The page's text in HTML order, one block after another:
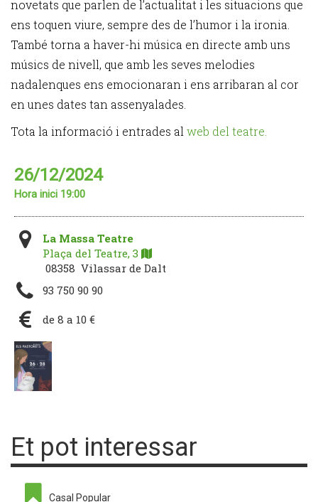
novetats que parlen de l’actualitat i les situacions que
ens toquen viure, sempre des de l’humor i la ironia.
També torna a haver-hi música en directe amb uns
músics de nivell, que amb les seves melodies
nadalenques ens emocionaran i ens arribaran al cor
en unes dates tan assenyalades.
Tota la informació i entrades al web del teatre.
26/12/2024
Hora inici 19:00
La Massa Teatre
Plaça del Teatre, 3
08358 Vilassar de Dalt
93 750 90 90
de 8 a 10 €
Et pot interessar
Casal Popular